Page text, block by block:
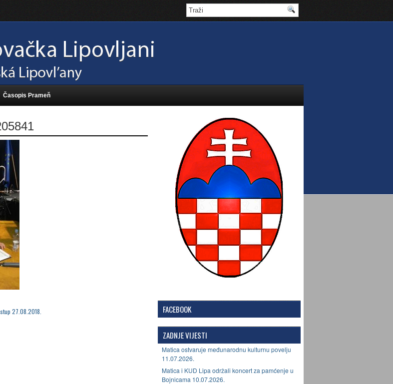
Časopis Prameň
27.08.2018. FACEBOOK
ZADNJE VIJESTI
Matica ostvaruje međunarodnu kulturnu povelju
11.07.2026.
Matica i KUD Lipa održali koncert za pamćenje u
Bojnicama 10.07.2026.